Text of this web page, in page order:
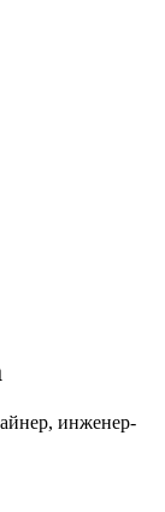
инженер-